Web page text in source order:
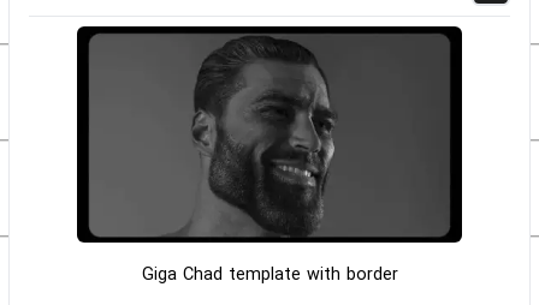
Giga Chad template with border